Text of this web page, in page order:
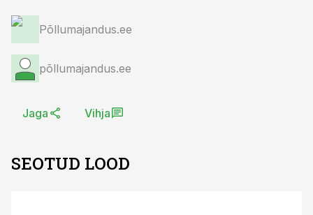
Põllumajandus.ee
põllumajandus.ee
Jaga Vihja
SEOTUD LOOD